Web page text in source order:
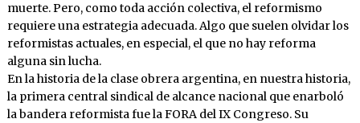
muerte. Pero, como toda acción colectiva, el reformismo
requiere una estrategia adecuada. Algo que suelen olvidar los
reformistas actuales, en especial, el que no hay reforma
alguna sin lucha.
En la historia de la clase obrera argentina, en nuestra historia,
la primera central sindical de alcance nacional que enarboló
la bandera reformista fue la FORA del IX Congreso. Su